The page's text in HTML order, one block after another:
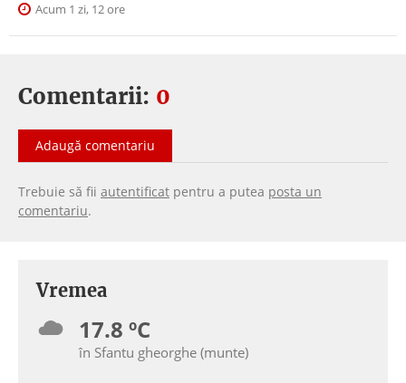
Acum 1 zi, 12 ore
Comentarii: 0
Adaugă comentariu
Trebuie să fii autentificat pentru a putea posta un
comentariu.
Vremea
17.8 ºC
în Sfantu gheorghe (munte)